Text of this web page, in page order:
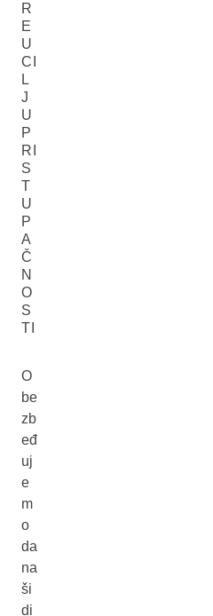
R
E
U
CI
L
J
U
P
RI
S
T
U
P
A
Č
N
O
S
TI
O
be
zb
eđ
uj
e
m
o
da
na
ši
di